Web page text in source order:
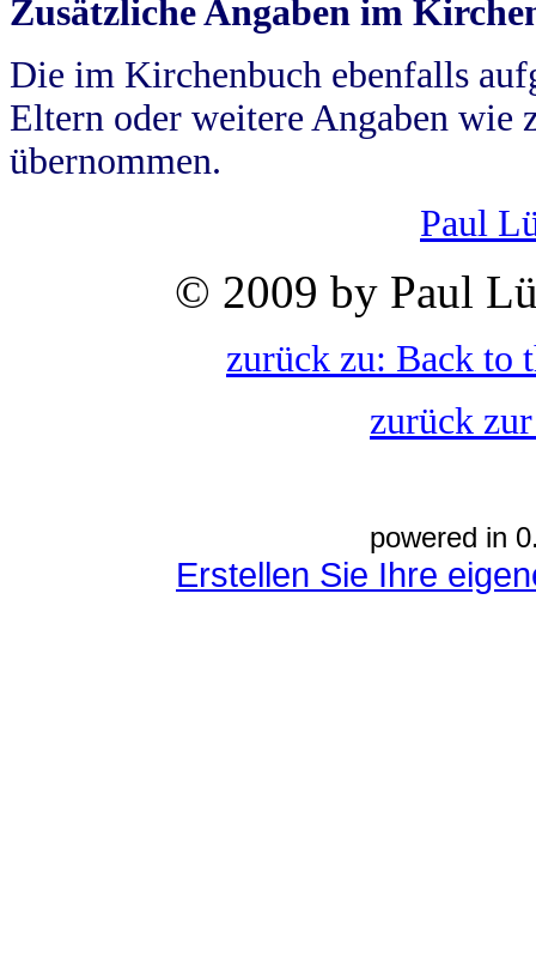
Zusätzliche Angaben im
Die im Kirchenbuch ebenfalls
Eltern oder weitere Angaben wie
übernommen.
Paul
© 2009 by Paul
zurück zu: Back to
zurück
powered in
Erstellen Sie Ihre